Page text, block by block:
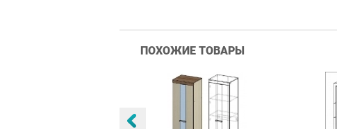
ПОХОЖИЕ ТОВАРЫ